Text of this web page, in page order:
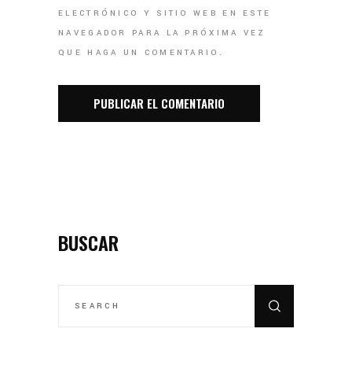
ELECTRÓNICO Y SITIO WEB EN ESTE
NAVEGADOR PARA LA PRÓXIMA VEZ
QUE HAGA UN COMENTARIO.
BUSCAR